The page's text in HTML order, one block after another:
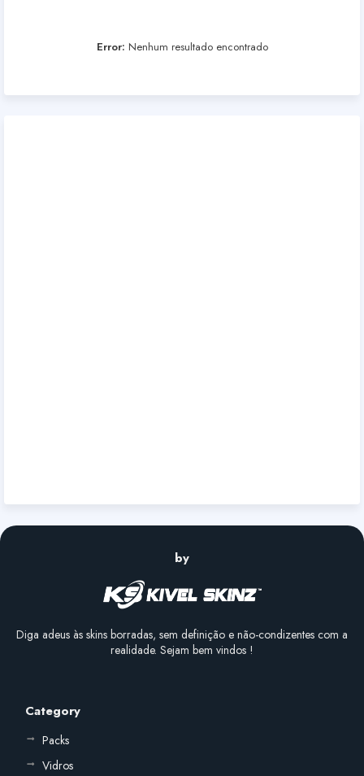
Error: Nenhum resultado encontrado
by
Diga adeus às skins borradas, sem definição e não-condizentes com a
realidade. Sejam bem vindos !
Category
Packs
Vidros